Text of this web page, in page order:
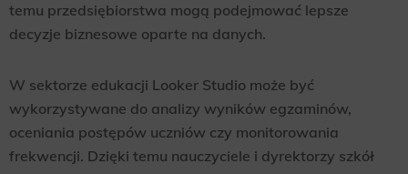
temu przedsiębiorstwa mogą podejmować lepsze
decyzje biznesowe oparte na danych.
W sektorze edukacji Looker Studio może być
wykorzystywane do analizy wyników egzaminów,
oceniania postępów uczniów czy monitorowania
frekwencji. Dzięki temu nauczyciele i dyrektorzy szkół